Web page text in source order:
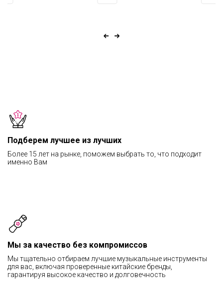
Подберем лучшее из лучших
Более 15 лет на рынке, поможем выбрать то, что подходит
именно Вам
Мы за качество без компромиссов
Мы тщательно отбираем лучшие музыкальные инструменты
для вас, включая проверенные китайские бренды,
гарантируя высокое качество и долговечность